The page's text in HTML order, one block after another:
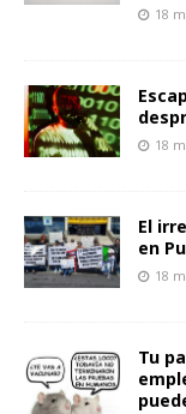
18
18
El
en
18
Tu